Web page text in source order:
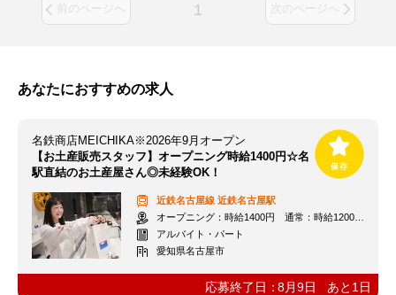
前のページへ 1 次のページへ
あなたにおすすめの求人
名鉄商店MEICHIKA※2026年9月オープン
【お土産販売スタッフ】オープニング時給1400円☆名
駅直結のお土産屋さん◎未経験OK！
近鉄名古屋線 近鉄名古屋駅
オープニング：時給1400円 通常：時給1200円～＋交通費全額支給
アルバイト・パート
愛知県名古屋市
応募終了日：8月9日 あと 1 日